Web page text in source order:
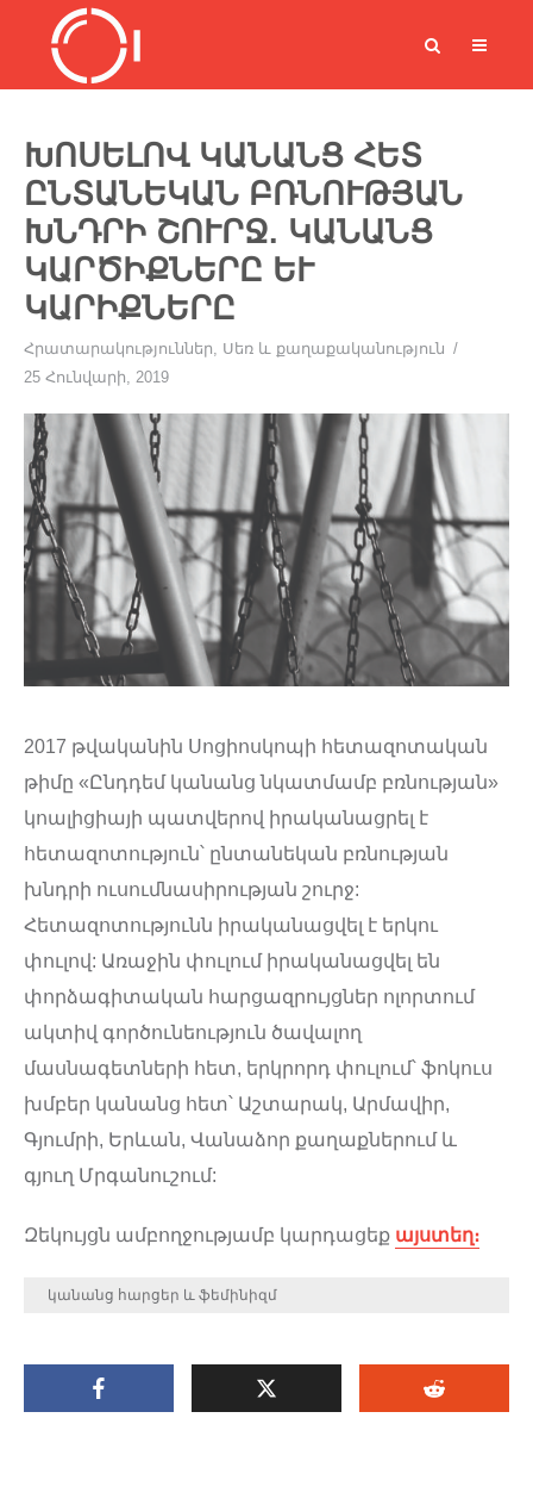
ԽՈՍԵԼՈՎ ԿԱՆԱՆՑ ՀԵՏ
ԸՆՏԱՆԵԿԱՆ ԲՌՆՈՒԹՅԱՆ
ԽՆԴՐԻ ՇՈՒՐՋ. ԿԱՆԱՆՑ
ԿԱՐԾԻՔՆԵՐԸ ԵՒ Կ
ԱՐԻՔՆԵՐԸ
Հրատարակություններ, Սեռ և քաղաքականություն
25 Հունվարի, 2019
2017 թվականին Սոցիոսկոպի հետազոտական
թիմը «Ընդդեմ կանանց նկատմամբ բռնության»
կոալիցիայի պատվերով իրականացրել է
հետազոտություն՝ ընտանեկան բռնության
խնդրի ուսումնասիրության շուրջ:
Հետազոտությունն իրականացվել է երկու
փուլով: Առաջին փուլում իրականացվել են
փորձագիտական հարցազրույցներ ոլորտում
ակտիվ գործունեություն ծավալող
մասնագետների հետ, երկրորդ փուլում՝ ֆոկուս
խմբեր կանանց հետ՝ Աշտարակ, Արմավիր,
Գյումրի, Երևան, Վանաձոր քաղաքներում և
գյուղ Մրգանուշում:
Զեկույցն ամբողջությամբ կարդացեք այստեղ։
կանանց հարցեր և ֆեմինիզմ